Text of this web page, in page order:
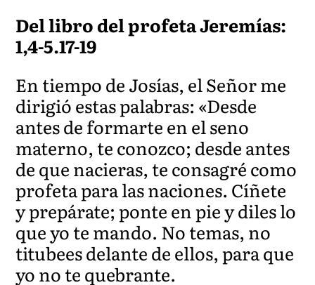
Del libro del profeta Jeremías:
1,4-5.17-19
En tiempo de Josías, el Señor me
dirigió estas palabras: «Desde
antes de formarte en el seno
materno, te conozco; desde antes
de que nacieras, te consagré como
profeta para las naciones. Cíñete
y prepárate; ponte en pie y diles lo
que yo te mando. No temas, no
titubees delante de ellos, para que
yo no te quebrante.